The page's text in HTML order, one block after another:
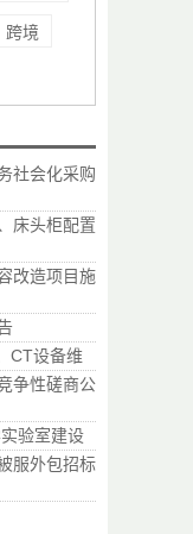
跨境
社会化采购
床头柜配置
改造项目施
CT设备维
争性磋商公
验室建设
服外包招标